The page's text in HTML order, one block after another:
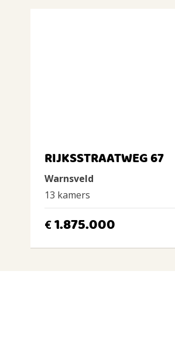
RIJKSSTRAATWEG 67
Warnsveld
13 kamers
€1.875.000